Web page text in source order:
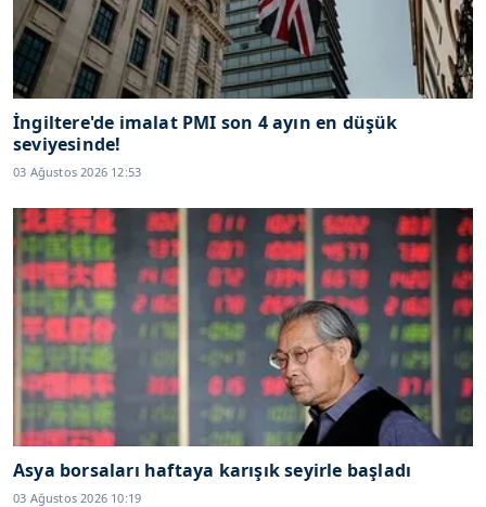
İngiltere'de imalat PMI son 4 ayın en düşük
seviyesinde!
03 Ağustos 2026 12:53
Asya borsaları haftaya karışık seyirle başladı
03 Ağustos 2026 10:19